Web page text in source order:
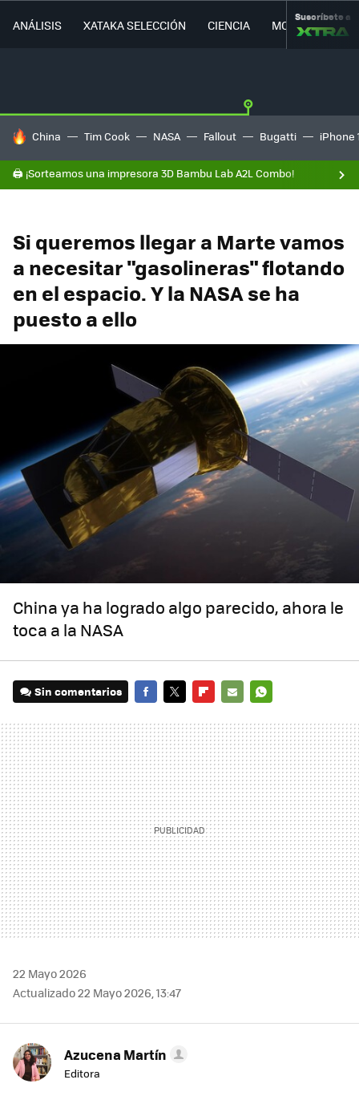
ANÁLISIS XATAKA SELECCIÓN CIENCIA MOVILIDAD
Suscríbete a
HOY SE HABLA DE
China Tim Cook NASA Fallout Bugatti iPhone
🖨️ ¡Sorteamos una impresora 3D Bambu Lab A2L Combo!
Si queremos llegar a Marte vamos
a necesitar "gasolineras" flotando
en el espacio. Y la NASA se ha
puesto a ello
China ya ha logrado algo parecido, ahora le
toca a la NASA
Sin comentarios
MAIL
22 Mayo 2026
Actualizado 22 Mayo 2026, 13:47
Azucena Martín
Editora